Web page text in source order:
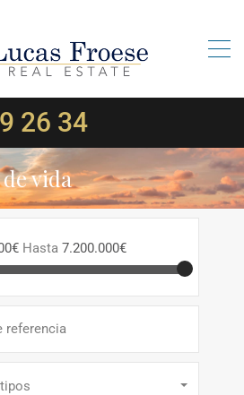
26 34
vida
Hasta 7.200.000€